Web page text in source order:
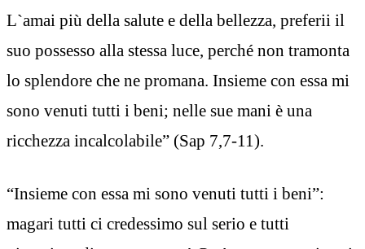
L`amai più della salute e della bellezza, preferii il
suo possesso alla stessa luce, perché non tramonta
lo splendore che ne promana. Insieme con essa mi
sono venuti tutti i beni; nelle sue mani è una
ricchezza incalcolabile” (Sap 7,7-11).
“Insieme con essa mi sono venuti tutti i beni”:
magari tutti ci credessimo sul serio e tutti